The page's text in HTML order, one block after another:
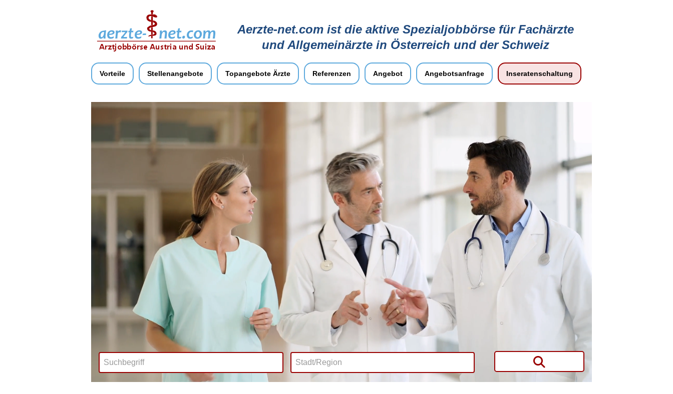
Aerzte-net.com ist die aktive Spezialjobbörse für Fachärzte
und Allgemeinärzte in Österreich und der Schweiz
Vorteile Stellenangebote Topangebote Ärzte Referenzen Angebot Angebotsanfrage Inseratenschaltung